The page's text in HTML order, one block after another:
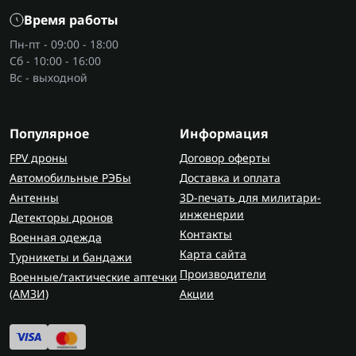
потолок, перенести высоту розеток, выставить
перегородку или кухонные шкафы. Длину
комнаты, высоту проема и расстояние между
точками лучше измеряют
потому что уровень дает направление, а не
Виды лазерных уровней
Точечные модели переносят метки между
поверхностями. Линейные дают одну
горизонталь или вертикаль. Крестовые строят
две линии под 90°. 3D и 4D уровни проектируют
плоскости на 360° и удобны для плитки по
периметру, потолка и профиля. Ротационные
берут для больших помещений и работы с
приемником.
Особенности и преимущества
Время работы
Пн-пт - 09:00 - 18:00
Сб - 10:00 - 16:00
Вс - выходной
Популярное
FPV дроны
Автомобильные РЭБы
Антенны
Детекторы дронов
Военная одежда
Турникеты и бандажи
Военные/тактические аптечки
(AMЗИ)
Информация
Договор оферты
Доставка и оплата
3D-печать для милитари-
инженерии
Контакты
Карта сайта
Производители
Акции